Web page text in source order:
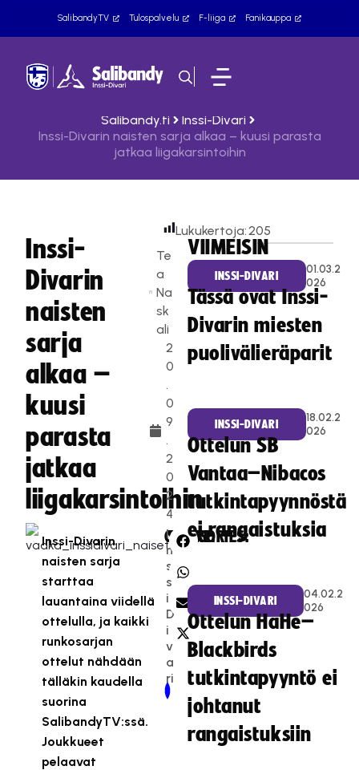
SalibandyTV Tulospalvelu F-liiga Fanikauppa
Salibandy.fi
Inssi-Divari
Inssi-Divarin naisten sarja alkaa – kuusi parasta
jatkaa liigakarsintoihin
Inssi-
Divarin
naisten
sarja
alkaa –
kuusi
parasta
jatkaa
liigakarsintoihin
Te
a
Na
sk
ali
2
0
.
0
9
.
2
0
2
4
Lukukertoja:205
Inssi-Divarin
naisten sarja
starttaa
lauantaina viidellä
ottelulla, ja kaikki
runkosarjan
ottelut nähdään
tälläkin kaudella
suorina
SalibandyTV:ssä.
Joukkueet
pelaavat
CATEGORIES:
I
n
s
s
i-
D
i
v
a
ri
SHARE:
Newer Post
VIIMEISIN
INSSI-DIVARI
01.03.2
026
Tässä ovat Inssi-
Divarin miesten
puolivälieräparit
INSSI-DIVARI
18.02.2
026
Ottelun SB
Vantaa–Nibacos
tutkintapyynnöstä
ei rangaistuksia
INSSI-DIVARI
04.02.2
026
Ottelun HaHe–
Blackbirds
tutkintapyyntö ei
johtanut
rangaistuksiin